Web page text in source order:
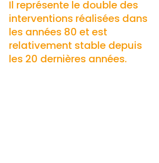
Il représente le double des
interventions réalisées dans
les années 80 et est
relativement stable depuis
les 20 dernières années.